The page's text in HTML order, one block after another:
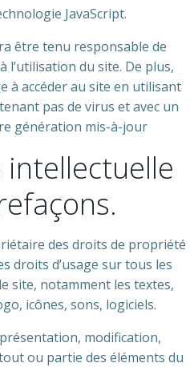
JavaScript.
être tenu responsable de
l’utilisation du site. De plus,
à accéder au site en utilisant
pas de virus et avec un
génération mis-à-jour
des droits de propriété
droits d’usage sur tous les
site, notamment les textes,
icônes, sons, logiciels.
modification,
ou partie des éléments du